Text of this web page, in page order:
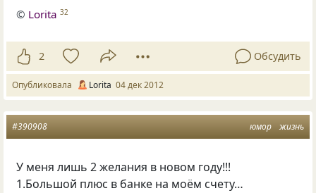
© Lorita 32
2 Обсудить
Опубликовала Lorita 04 дек 2012
юмор жизнь
#390908
У меня лишь 2 желания в новом году!!!
1.Большой плюс в банке на моём счету…